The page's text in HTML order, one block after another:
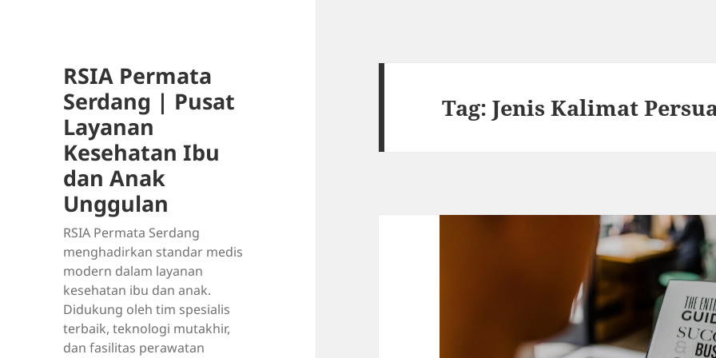
RSIA Permata
Serdang | Pusat
Layanan
Kesehatan Ibu
dan Anak
Unggulan
RSIA Permata Serdang
menghadirkan standar medis
modern dalam layanan
kesehatan ibu dan anak.
Didukung oleh tim spesialis
terbaik, teknologi mutakhir,
dan fasilitas perawatan
Tag:Jenis Kalimat